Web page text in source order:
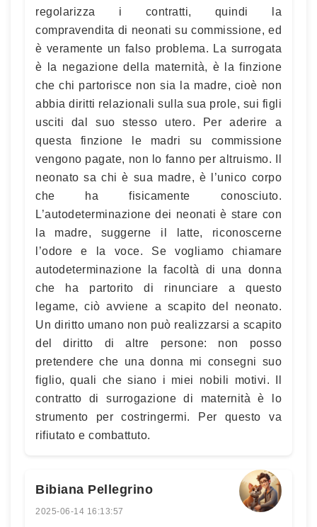
regolarizza i contratti, quindi la
compravendita di neonati su commissione, ed
è veramente un falso problema. La surrogata
è la negazione della maternità, è la finzione
che chi partorisce non sia la madre, cioè non
abbia diritti relazionali sulla sua prole, sui figli
usciti dal suo stesso utero. Per aderire a
questa finzione le madri su commissione
vengono pagate, non lo fanno per altruismo. Il
neonato sa chi è sua madre, è l’unico corpo
che ha fisicamente conosciuto.
L’autodeterminazione dei neonati è stare con
la madre, suggerne il latte, riconoscerne
l’odore e la voce. Se vogliamo chiamare
autodeterminazione la facoltà di una donna
che ha partorito di rinunciare a questo
legame, ciò avviene a scapito del neonato.
Un diritto umano non può realizzarsi a scapito
del diritto di altre persone: non posso
pretendere che una donna mi consegni suo
figlio, quali che siano i miei nobili motivi. Il
contratto di surrogazione di maternità è lo
strumento per costringermi. Per questo va
rifiutato e combattuto.
Bibiana Pellegrino
2025-06-14 16:13:57